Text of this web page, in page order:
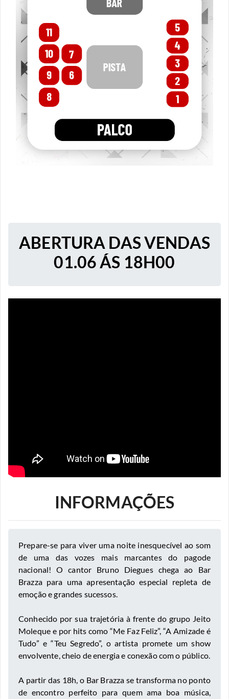
ABERTURA DAS VENDAS
01.06 ÁS 18H00
INFORMAÇÕES
Prepare-se para viver uma noite inesquecível ao som
de uma das vozes mais marcantes do pagode
nacional! O cantor Bruno Diegues chega ao Bar
Brazza para uma apresentação especial repleta de
emoção e grandes sucessos.
Conhecido por sua trajetória à frente do grupo Jeito
Moleque e por hits como “Me Faz Feliz”, “A Amizade é
Tudo” e “Teu Segredo”, o artista promete um show
envolvente, cheio de energia e conexão com o público.
A partir das 18h, o Bar Brazza se transforma no ponto
de encontro perfeito para quem ama boa música,